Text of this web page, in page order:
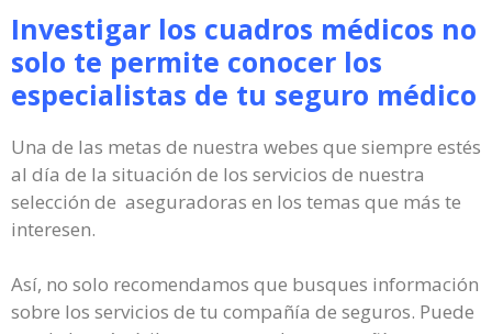
Investigar los cuadros médicos no
solo te permite conocer los
especialistas de tu seguro médico
Una de las metas de nuestra webes que siempre estés
al día de la situación de los servicios de nuestra
selección de aseguradoras en los temas que más te
interesen.
Así, no solo recomendamos que busques información
sobre los servicios de tu compañía de seguros. Puede